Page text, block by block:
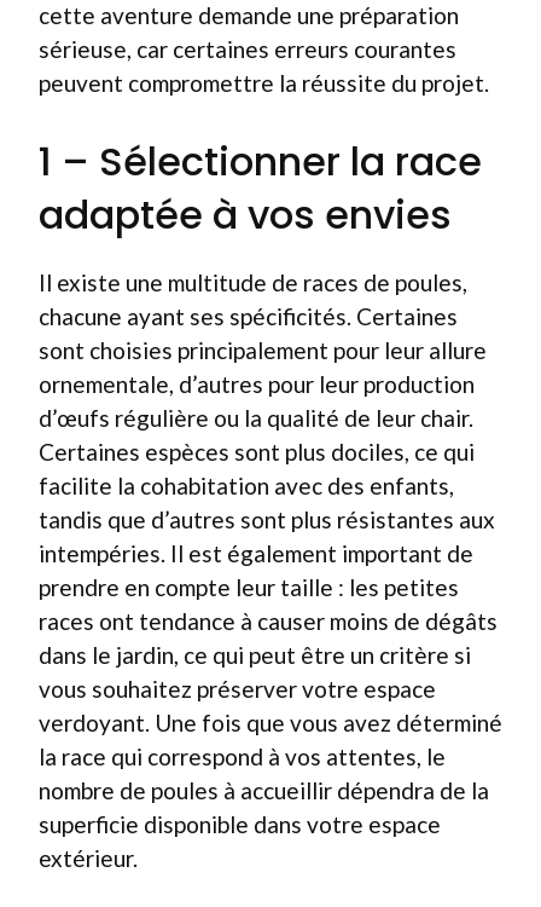
cette aventure demande une préparation
sérieuse, car certaines erreurs courantes
peuvent compromettre la réussite du projet.
1 – Sélectionner la race
adaptée à vos envies
Il existe une multitude de races de poules,
chacune ayant ses spécificités. Certaines
sont choisies principalement pour leur allure
ornementale, d’autres pour leur production
d’œufs régulière ou la qualité de leur chair.
Certaines espèces sont plus dociles, ce qui
facilite la cohabitation avec des enfants,
tandis que d’autres sont plus résistantes aux
intempéries. Il est également important de
prendre en compte leur taille : les petites
races ont tendance à causer moins de dégâts
dans le jardin, ce qui peut être un critère si
vous souhaitez préserver votre espace
verdoyant. Une fois que vous avez déterminé
la race qui correspond à vos attentes, le
nombre de poules à accueillir dépendra de la
superficie disponible dans votre espace
extérieur.